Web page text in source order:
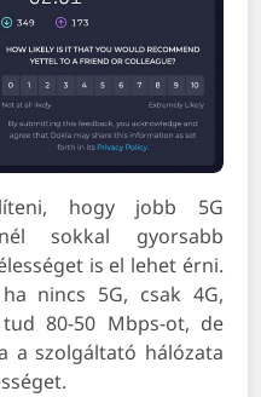
hogy jobb 5G
sokkal gyorsabb
is el lehet érni.
nincs 5G, csak 4G,
80-50 Mbps-ot, de
a szolgáltató hálózata